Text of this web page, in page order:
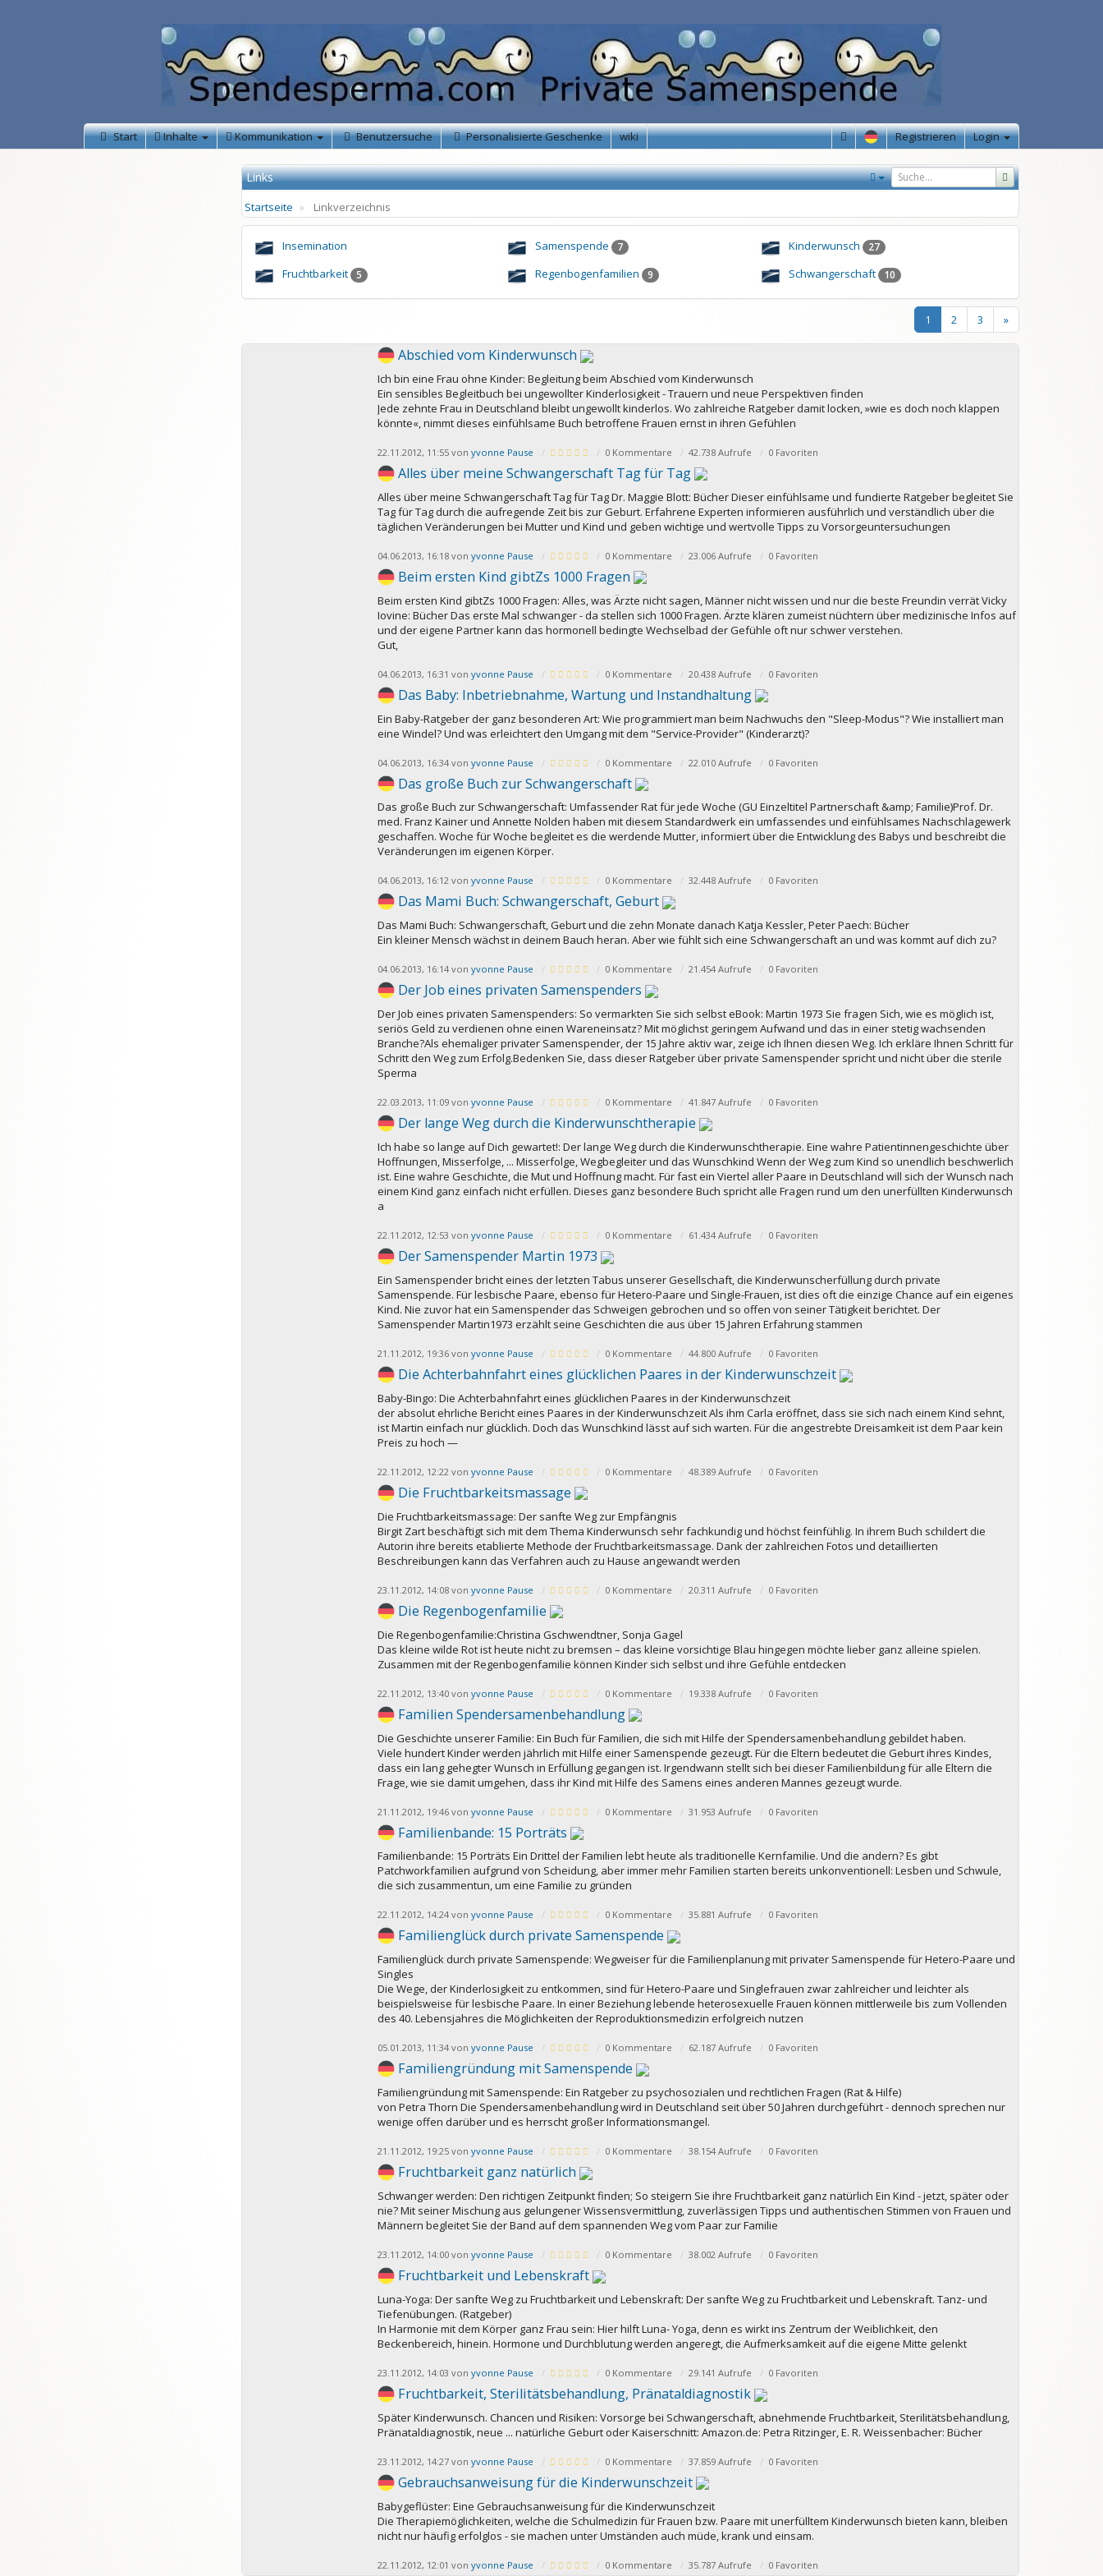
Start Inhalte Kommunikation Benutzersuche Personalisierte Geschenke wiki Registrieren Login
Links
Startseite Linkverzeichnis
Insemination Samenspende 7 Kinderwunsch 27
Fruchtbarkeit 5 Regenbogenfamilien 9 Schwangerschaft 10
1 2 3 »
Abschied vom Kinderwunsch
Ich bin eine Frau ohne Kinder: Begleitung beim Abschied vom Kinderwunsch
Ein sensibles Begleitbuch bei ungewollter Kinderlosigkeit - Trauern und neue Perspektiven finden
Jede zehnte Frau in Deutschland bleibt ungewollt kinderlos. Wo zahlreiche Ratgeber damit locken, »wie es doch noch klappen
könnte«, nimmt dieses einfühlsame Buch betroffene Frauen ernst in ihren Gefühlen
22.11.2012, 11:55 von yvonne Pause 0 Kommentare 42.738 Aufrufe 0 Favoriten
Alles über meine Schwangerschaft Tag für Tag
Alles über meine Schwangerschaft Tag für Tag Dr. Maggie Blott: Bücher Dieser einfühlsame und fundierte Ratgeber begleitet Sie
Tag für Tag durch die aufregende Zeit bis zur Geburt. Erfahrene Experten informieren ausführlich und verständlich über die
täglichen Veränderungen bei Mutter und Kind und geben wichtige und wertvolle Tipps zu Vorsorgeuntersuchungen
04.06.2013, 16:18 von yvonne Pause 0 Kommentare 23.006 Aufrufe 0 Favoriten
Beim ersten Kind gibtZs 1000 Fragen
Beim ersten Kind gibtZs 1000 Fragen: Alles, was Ärzte nicht sagen, Männer nicht wissen und nur die beste Freundin verrät Vicky
Iovine: Bücher Das erste Mal schwanger - da stellen sich 1000 Fragen. Ärzte klären zumeist nüchtern über medizinische Infos auf
und der eigene Partner kann das hormonell bedingte Wechselbad der Gefühle oft nur schwer verstehen.
Gut,
04.06.2013, 16:31 von yvonne Pause 0 Kommentare 20.438 Aufrufe 0 Favoriten
Das Baby: Inbetriebnahme, Wartung und Instandhaltung
Ein Baby-Ratgeber der ganz besonderen Art: Wie programmiert man beim Nachwuchs den "Sleep-Modus"? Wie installiert man
eine Windel? Und was erleichtert den Umgang mit dem "Service-Provider" (Kinderarzt)?
04.06.2013, 16:34 von yvonne Pause 0 Kommentare 22.010 Aufrufe 0 Favoriten
Das große Buch zur Schwangerschaft
Das große Buch zur Schwangerschaft: Umfassender Rat für jede Woche (GU Einzeltitel Partnerschaft &amp; Familie)Prof. Dr.
med. Franz Kainer und Annette Nolden haben mit diesem Standardwerk ein umfassendes und einfühlsames Nachschlagewerk
geschaffen. Woche für Woche begleitet es die werdende Mutter, informiert über die Entwicklung des Babys und beschreibt die
Veränderungen im eigenen Körper.
04.06.2013, 16:12 von yvonne Pause 0 Kommentare 32.448 Aufrufe 0 Favoriten
Das Mami Buch: Schwangerschaft, Geburt
Das Mami Buch: Schwangerschaft, Geburt und die zehn Monate danach Katja Kessler, Peter Paech: Bücher
Ein kleiner Mensch wächst in deinem Bauch heran. Aber wie fühlt sich eine Schwangerschaft an und was kommt auf dich zu?
04.06.2013, 16:14 von yvonne Pause 0 Kommentare 21.454 Aufrufe 0 Favoriten
Der Job eines privaten Samenspenders
Der Job eines privaten Samenspenders: So vermarkten Sie sich selbst eBook: Martin 1973 Sie fragen Sich, wie es möglich ist,
seriös Geld zu verdienen ohne einen Wareneinsatz? Mit möglichst geringem Aufwand und das in einer stetig wachsenden
Branche?Als ehemaliger privater Samenspender, der 15 Jahre aktiv war, zeige ich Ihnen diesen Weg. Ich erkläre Ihnen Schritt für
Schritt den Weg zum Erfolg.Bedenken Sie, dass dieser Ratgeber über private Samenspender spricht und nicht über die sterile
Sperma
22.03.2013, 11:09 von yvonne Pause 0 Kommentare 41.847 Aufrufe 0 Favoriten
Der lange Weg durch die Kinderwunschtherapie
Ich habe so lange auf Dich gewartet!: Der lange Weg durch die Kinderwunschtherapie. Eine wahre Patientinnengeschichte über
Hoffnungen, Misserfolge, ... Misserfolge, Wegbegleiter und das Wunschkind Wenn der Weg zum Kind so unendlich beschwerlich
ist. Eine wahre Geschichte, die Mut und Hoffnung macht. Für fast ein Viertel aller Paare in Deutschland will sich der Wunsch nach
einem Kind ganz einfach nicht erfüllen. Dieses ganz besondere Buch spricht alle Fragen rund um den unerfüllten Kinderwunsch
a
22.11.2012, 12:53 von yvonne Pause 0 Kommentare 61.434 Aufrufe 0 Favoriten
Der Samenspender Martin 1973
Ein Samenspender bricht eines der letzten Tabus unserer Gesellschaft, die Kinderwunscherfüllung durch private
Samenspende. Für lesbische Paare, ebenso für Hetero-Paare und Single-Frauen, ist dies oft die einzige Chance auf ein eigenes
Kind. Nie zuvor hat ein Samenspender das Schweigen gebrochen und so offen von seiner Tätigkeit berichtet. Der
Samenspender Martin1973 erzählt seine Geschichten die aus über 15 Jahren Erfahrung stammen
21.11.2012, 19:36 von yvonne Pause 0 Kommentare 44.800 Aufrufe 0 Favoriten
Die Achterbahnfahrt eines glücklichen Paares in der Kinderwunschzeit
Baby-Bingo: Die Achterbahnfahrt eines glücklichen Paares in der Kinderwunschzeit
der absolut ehrliche Bericht eines Paares in der Kinderwunschzeit Als ihm Carla eröffnet, dass sie sich nach einem Kind sehnt,
ist Martin einfach nur glücklich. Doch das Wunschkind lässt auf sich warten. Für die angestrebte Dreisamkeit ist dem Paar kein
Preis zu hoch —
22.11.2012, 12:22 von yvonne Pause 0 Kommentare 48.389 Aufrufe 0 Favoriten
Die Fruchtbarkeitsmassage
Die Fruchtbarkeitsmassage: Der sanfte Weg zur Empfängnis
Birgit Zart beschäftigt sich mit dem Thema Kinderwunsch sehr fachkundig und höchst feinfühlig. In ihrem Buch schildert die
Autorin ihre bereits etablierte Methode der Fruchtbarkeitsmassage. Dank der zahlreichen Fotos und detaillierten
Beschreibungen kann das Verfahren auch zu Hause angewandt werden
23.11.2012, 14:08 von yvonne Pause 0 Kommentare 20.311 Aufrufe 0 Favoriten
Die Regenbogenfamilie
Die Regenbogenfamilie:Christina Gschwendtner, Sonja Gagel
Das kleine wilde Rot ist heute nicht zu bremsen – das kleine vorsichtige Blau hingegen möchte lieber ganz alleine spielen.
Zusammen mit der Regenbogenfamilie können Kinder sich selbst und ihre Gefühle entdecken
22.11.2012, 13:40 von yvonne Pause 0 Kommentare 19.338 Aufrufe 0 Favoriten
Familien Spendersamenbehandlung
Die Geschichte unserer Familie: Ein Buch für Familien, die sich mit Hilfe der Spendersamenbehandlung gebildet haben.
Viele hundert Kinder werden jährlich mit Hilfe einer Samenspende gezeugt. Für die Eltern bedeutet die Geburt ihres Kindes,
dass ein lang gehegter Wunsch in Erfüllung gegangen ist. Irgendwann stellt sich bei dieser Familienbildung für alle Eltern die
Frage, wie sie damit umgehen, dass ihr Kind mit Hilfe des Samens eines anderen Mannes gezeugt wurde.
21.11.2012, 19:46 von yvonne Pause 0 Kommentare 31.953 Aufrufe 0 Favoriten
Familienbande: 15 Porträts
Familienbande: 15 Porträts Ein Drittel der Familien lebt heute als traditionelle Kernfamilie. Und die andern? Es gibt
Patchworkfamilien aufgrund von Scheidung, aber immer mehr Familien starten bereits unkonventionell: Lesben und Schwule,
die sich zusammentun, um eine Familie zu gründen
22.11.2012, 14:24 von yvonne Pause 0 Kommentare 35.881 Aufrufe 0 Favoriten
Familienglück durch private Samenspende
Familienglück durch private Samenspende: Wegweiser für die Familienplanung mit privater Samenspende für Hetero-Paare und
Singles
Die Wege, der Kinderlosigkeit zu entkommen, sind für Hetero-Paare und Singlefrauen zwar zahlreicher und leichter als
beispielsweise für lesbische Paare. In einer Beziehung lebende heterosexuelle Frauen können mittlerweile bis zum Vollenden
des 40. Lebensjahres die Möglichkeiten der Reproduktionsmedizin erfolgreich nutzen
05.01.2013, 11:34 von yvonne Pause 0 Kommentare 62.187 Aufrufe 0 Favoriten
Familiengründung mit Samenspende
Familiengründung mit Samenspende: Ein Ratgeber zu psychosozialen und rechtlichen Fragen (Rat & Hilfe)
von Petra Thorn Die Spendersamenbehandlung wird in Deutschland seit über 50 Jahren durchgeführt - dennoch sprechen nur
wenige offen darüber und es herrscht großer Informationsmangel.
21.11.2012, 19:25 von yvonne Pause 0 Kommentare 38.154 Aufrufe 0 Favoriten
Fruchtbarkeit ganz natürlich
Schwanger werden: Den richtigen Zeitpunkt finden; So steigern Sie ihre Fruchtbarkeit ganz natürlich Ein Kind - jetzt, später oder
nie? Mit seiner Mischung aus gelungener Wissensvermittlung, zuverlässigen Tipps und authentischen Stimmen von Frauen und
Männern begleitet Sie der Band auf dem spannenden Weg vom Paar zur Familie
23.11.2012, 14:00 von yvonne Pause 0 Kommentare 38.002 Aufrufe 0 Favoriten
Fruchtbarkeit und Lebenskraft
Luna-Yoga: Der sanfte Weg zu Fruchtbarkeit und Lebenskraft: Der sanfte Weg zu Fruchtbarkeit und Lebenskraft. Tanz- und
Tiefenübungen. (Ratgeber)
In Harmonie mit dem Körper ganz Frau sein: Hier hilft Luna- Yoga, denn es wirkt ins Zentrum der Weiblichkeit, den
Beckenbereich, hinein. Hormone und Durchblutung werden angeregt, die Aufmerksamkeit auf die eigene Mitte gelenkt
23.11.2012, 14:03 von yvonne Pause 0 Kommentare 29.141 Aufrufe 0 Favoriten
Fruchtbarkeit, Sterilitätsbehandlung, Pränataldiagnostik
Später Kinderwunsch. Chancen und Risiken: Vorsorge bei Schwangerschaft, abnehmende Fruchtbarkeit, Sterilitätsbehandlung,
Pränataldiagnostik, neue ... natürliche Geburt oder Kaiserschnitt: Amazon.de: Petra Ritzinger, E. R. Weissenbacher: Bücher
23.11.2012, 14:27 von yvonne Pause 0 Kommentare 37.859 Aufrufe 0 Favoriten
Gebrauchsanweisung für die Kinderwunschzeit
Babygeflüster: Eine Gebrauchsanweisung für die Kinderwunschzeit
Die Therapiemöglichkeiten, welche die Schulmedizin für Frauen bzw. Paare mit unerfülltem Kinderwunsch bieten kann, bleiben
nicht nur häufig erfolglos - sie machen unter Umständen auch müde, krank und einsam.
22.11.2012, 12:01 von yvonne Pause 0 Kommentare 35.787 Aufrufe 0 Favoriten